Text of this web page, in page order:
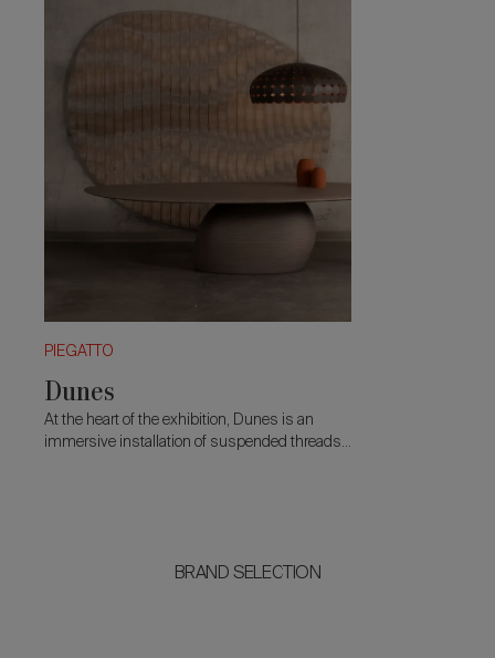
PIEGATTO
Dunes
At the heart of the exhibition, Dunes is an
immersive installation of suspended threads.
BRAND SELECTION